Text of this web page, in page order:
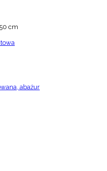
cm
abażur